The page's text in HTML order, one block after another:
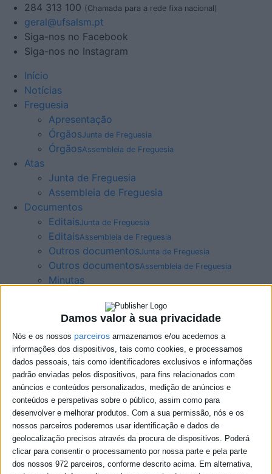
Damos valor à sua privacidade
Nós e os nossos parceiros armazenamos e/ou acedemos a
informações dos dispositivos, tais como cookies, e processamos
dados pessoais, tais como identificadores exclusivos e informações
padrão enviadas pelos dispositivos, para fins relacionados com
anúncios e conteúdos personalizados, medição de anúncios e
conteúdos e perspetivas sobre o público, assim como para
desenvolver e melhorar produtos. Com a sua permissão, nós e os
nossos parceiros poderemos usar identificação e dados de
geolocalização precisos através da procura de dispositivos. Poderá
clicar para consentir o processamento por nossa parte e pela parte
dos nossos 972 parceiros, conforme descrito acima. Em alternativa,
284 313 100 (Chamada para a rede fixa nacional)
geral@ufsalsm.pt
Siga-nos no Facebook
Siga-nos no Instagram
Início
Notícias
Freguesia
Apresentação
ÓrgãosJunta de Freguesia
ÓrgãosAssembleia de Freguesia
Atas
Junta de Freguesia
Assembleia de Freguesia
Documentos
EditaisJunta de Freguesia
EditaisAssembleia de Freguesia
Outros documentosJunta de Freguesia
Outros documentosAssembleia de Freguesia
Minutas
Recuperação do Parque de
Lazer do Bairro da Esperança